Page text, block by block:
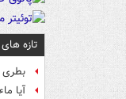
تازه
بطری
آیا